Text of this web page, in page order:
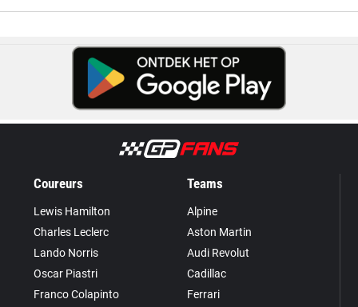
Coureurs
Lewis Hamilton
Charles Leclerc
Lando Norris
Oscar Piastri
Franco Colapinto
Teams
Alpine
Aston Martin
Audi Revolut
Cadillac
Ferrari